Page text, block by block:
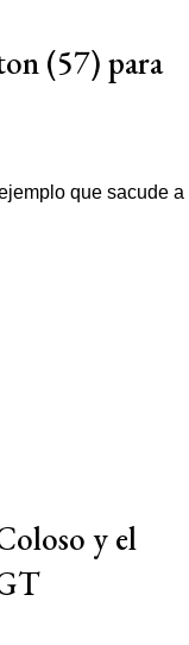
(57) para
y el